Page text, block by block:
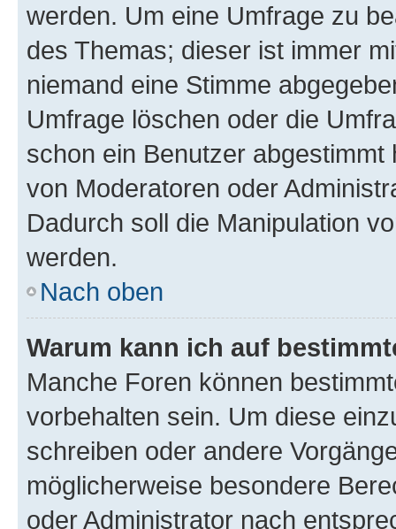
werden. Um eine Umfrage zu
des Themas; dieser ist immer
niemand eine Stimme
Umfrage löschen oder die
schon ein Benutzer
von Moderatoren oder
Dadurch soll die Manipulation
werden.
Nach oben
Warum kann ich auf
Manche Foren können
vorbehalten sein. Um diese
schreiben oder andere
möglicherweise besondere
oder Administrator nach